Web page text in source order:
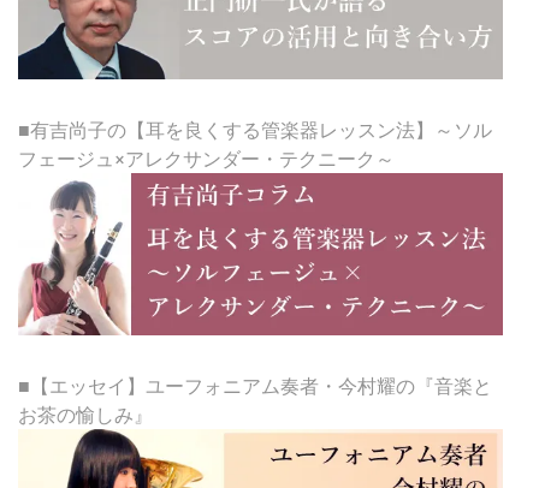
■有吉尚子の【耳を良くする管楽器レッスン法】～ソル
フェージュ×アレクサンダー・テクニーク～
■【エッセイ】ユーフォニアム奏者・今村耀の『音楽と
お茶の愉しみ』